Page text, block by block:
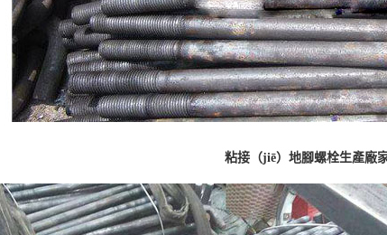
粘接（jiē）地腳螺栓生產廠